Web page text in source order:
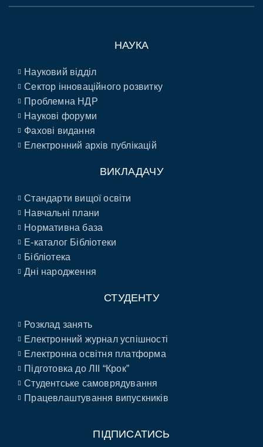
НАУКА
Науковий відділ
Сектор інноваційного розвитку
Проблемна НДР
Наукові форуми
Фахові видання
Електронний архів публікацій
ВИКЛАДАЧУ
Стандарти вищої освіти
Навчальні плани
Нормативна база
E-каталог Бібліотеки
Бібліотека
Дні народження
СТУДЕНТУ
Розклад занять
Електронний журнал успішності
Електронна освітня платформа
Підготовка до ЛІІ “Крок”
Студентське самоврядування
Працевлаштування випускників
ПІДПИСАТИСЬ